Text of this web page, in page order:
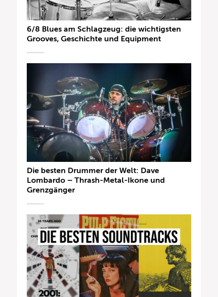
6/8 Blues am Schlagzeug: die wichtigsten
Grooves, Geschichte und Equipment
Die besten Drummer der Welt: Dave
Lombardo – Thrash-Metal-Ikone und
Grenzgänger